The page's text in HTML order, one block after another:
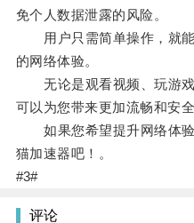
免个人数据泄露的风险。
用户只需简单操作，就能
的网络体验。
无论是观看视频、玩游戏
可以为您带来更加流畅和安
如果您希望提升网络体验
猫加速器吧！。
#3#
评论